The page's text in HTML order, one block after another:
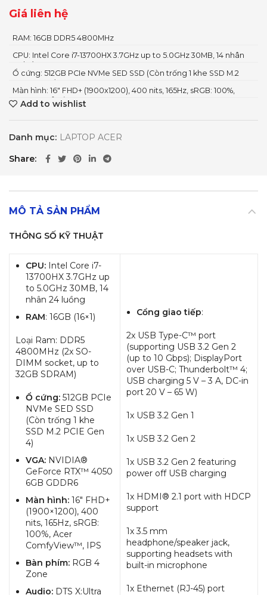
Giá liên hệ
RAM: 16GB DDR5 4800MHz
CPU: Intel Core i7-13700HX 3.7GHz up to 5.0GHz 30MB, 14 nhân
24 luồng
Ổ cứng: 512GB PCIe NVMe SED SSD (Còn trống 1 khe SSD M.2
PCIE Gen 4)
Màn hình: 16" FHD+ (1900x1200), 400 nits, 165Hz, sRGB: 100%,
Acer ComfyView™, IPS
Add to wishlist
Danh mục: LAPTOP ACER
Share
MÔ TẢ SẢN PHẨM
THÔNG SỐ KỸ THUẬT
CPU: Intel Core i7-
13700HX 3.7GHz up
to 5.0GHz 30MB, 14
nhân 24 luồng
RAM: 16GB (16×1)
Loại Ram: DDR5
4800MHz (2x SO-
DIMM socket, up to
32GB SDRAM)
Ổ cứng: 512GB PCIe
NVMe SED SSD
(Còn trống 1 khe
SSD M.2 PCIE Gen
4)
VGA: NVIDIA®
GeForce RTX™ 4050
6GB GDDR6
Màn hình: 16″ FHD+
(1900×1200), 400
nits, 165Hz, sRGB:
100%, Acer
ComfyView™, IPS
Bàn phím: RGB 4
Zone
Audio: DTS X:Ultra
Cổng giao tiếp:
2x USB Type-C™ port
(supporting USB 3.2 Gen 2
(up to 10 Gbps); DisplayPort
over USB-C; Thunderbolt™ 4;
USB charging 5 V – 3 A, DC-in
port 20 V – 65 W)
1x USB 3.2 Gen 1
1x USB 3.2 Gen 2
1x USB 3.2 Gen 2 featuring
power off USB charging
1x HDMI® 2.1 port with HDCP
support
1x 3.5 mm
headphone/speaker jack,
supporting headsets with
built-in microphone
1x Ethernet (RJ-45) port